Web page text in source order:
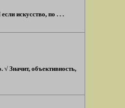
искусство, по . . .
Значит, объективность,